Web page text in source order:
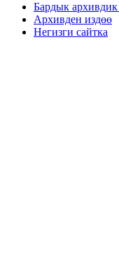
Бардык архивдик
Архивден издөө
Негизги сайтка